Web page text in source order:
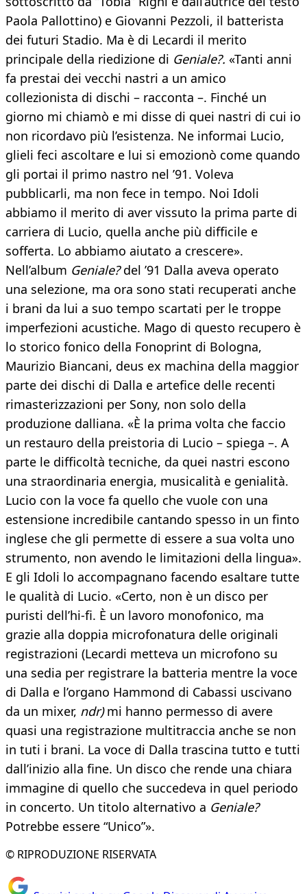
Paola Pallottino) e Giovanni Pezzoli, il batterista
dei futuri Stadio. Ma è di Lecardi il merito
principale della riedizione di Geniale?. «Tanti anni
fa prestai dei vecchi nastri a un amico
collezionista di dischi – racconta –. Finché un
giorno mi chiamò e mi disse di quei nastri di cui io
non ricordavo più l’esistenza. Ne informai Lucio,
glieli feci ascoltare e lui si emozionò come quando
gli portai il primo nastro nel ’91. Voleva
pubblicarli, ma non fece in tempo. Noi Idoli
abbiamo il merito di aver vissuto la prima parte di
carriera di Lucio, quella anche più difficile e
sofferta. Lo abbiamo aiutato a crescere».
Nell’album Geniale?del ’91 Dalla aveva operato
una selezione, ma ora sono stati recuperati anche
i brani da lui a suo tempo scartati per le troppe
imperfezioni acustiche. Mago di questo recupero è
lo storico fonico della Fonoprint di Bologna,
Maurizio Biancani, deus ex machina della maggior
parte dei dischi di Dalla e artefice delle recenti
rimasterizzazioni per Sony, non solo della
produzione dalliana. «È la prima volta che faccio
un restauro della preistoria di Lucio – spiega –. A
parte le difficoltà tecniche, da quei nastri escono
una straordinaria energia, musicalità e genialità.
Lucio con la voce fa quello che vuole con una
estensione incredibile cantando spesso in un finto
inglese che gli permette di essere a sua volta uno
strumento, non avendo le limitazioni della lingua».
E gli Idoli lo accompagnano facendo esaltare tutte
le qualità di Lucio. «Certo, non è un disco per
puristi dell’hi-fi. È un lavoro monofonico, ma
grazie alla doppia microfonatura delle originali
registrazioni (Lecardi metteva un microfono su
una sedia per registrare la batteria mentre la voce
di Dalla e l’organo Hammond di Cabassi uscivano
da un mixer, ndr)mi hanno permesso di avere
quasi una registrazione multitraccia anche se non
in tuti i brani. La voce di Dalla trascina tutto e tutti
dall’inizio alla fine. Un disco che rende una chiara
immagine di quello che succedeva in quel periodo
in concerto. Un titolo alternativo a Geniale?
Potrebbe essere “Unico”».
© RIPRODUZIONE RISERVATA